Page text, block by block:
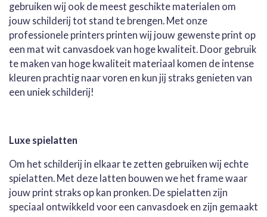
gebruiken wij ook de meest geschikte materialen om
jouw schilderij tot stand te brengen. Met onze
professionele printers printen wij jouw gewenste print op
een mat wit canvasdoek van hoge kwaliteit. Door gebruik
te maken van hoge kwaliteit materiaal komen de intense
kleuren prachtig naar voren en kun jij straks genieten van
een uniek schilderij!
Luxe spielatten
Om het schilderij in elkaar te zetten gebruiken wij echte
spielatten. Met deze latten bouwen we het frame waar
jouw print straks op kan pronken. De spielatten zijn
speciaal ontwikkeld voor een canvasdoek en zijn gemaakt